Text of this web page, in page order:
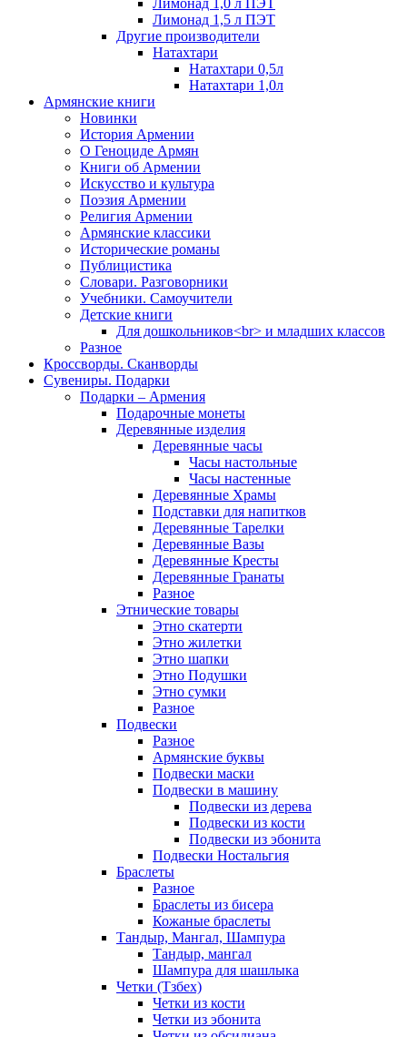
Лимонад 1,0 л ПЭТ
Лимонад 1,5 л ПЭТ
Другие производители
Натахтари
Натахтари 0,5л
Натахтари 1,0л
Армянские книги
Новинки
История Армении
О Геноциде Армян
Книги об Армении
Иcкусство и культура
Поэзия Армении
Религия Армении
Армянские классики
Исторические романы
Публицистика
Словари. Разговорники
Учебники. Самоучители
Детские книги
Для дошкольников<br> и младших классов
Разное
Кроссворды. Сканворды
Сувениры. Подарки
Подарки – Армения
Подарочные монеты
Деревянные изделия
Деревянные часы
Часы настольные
Часы настенные
Деревянные Храмы
Подставки для напитков
Деревянные Тарелки
Деревянные Вазы
Деревянные Кресты
Деревянные Гранаты
Разное
Этнические товары
Этно скатерти
Этно жилетки
Этно шапки
Этно Подушки
Этно сумки
Разное
Подвески
Разное
Армянские буквы
Подвески маски
Подвески в машину
Подвески из дерева
Подвески из кости
Подвески из эбонита
Подвески Ностальгия
Браслеты
Разное
Браслеты из бисера
Кожаные браслеты
Тандыр, Мангал, Шампура
Тандыр, мангал
Шампура для шашлыка
Четки (Тзбех)
Четки из кости
Четки из эбонита